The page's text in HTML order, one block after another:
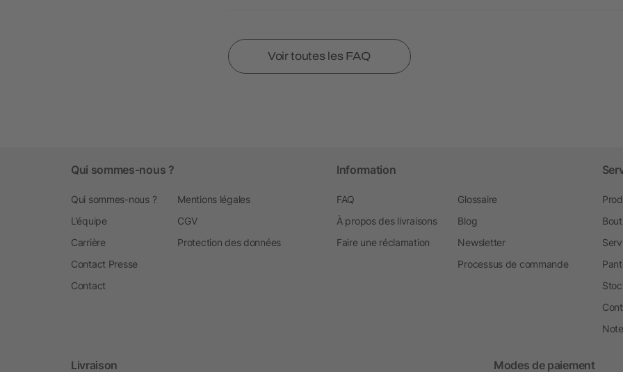
Voir toutes les FAQ
Qui sommes-nous ?
Qui sommes-nous ?
L’équipe
Carrière
Contact Presse
Contact
Mentions légales
CGV
Protection des données
Information
FAQ
À propos des livraisons
Faire une réclamation
Glossaire
Blog
Newsletter
Processus de commande
Livraison Modes de paiement